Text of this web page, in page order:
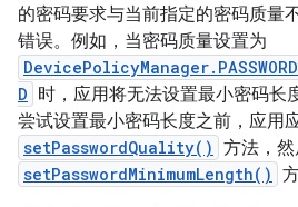
的密码要求与当前指定的密码质量
错误。例如，当密码质量设置为
D 时，应用将无法设置最小密码长
尝试设置最小密码长度之前，应用
setPasswordQuality() 方法，
setPasswordMinimumLength()